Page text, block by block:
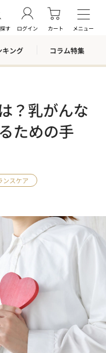
す ログイン カート メニュー
キング コラム特集
？乳がんな
ための手
ンスケア